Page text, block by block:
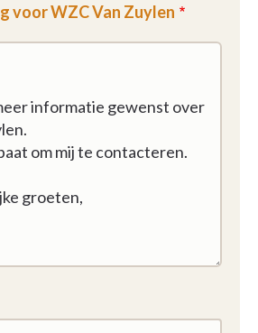
voor WZC Van Zuylen